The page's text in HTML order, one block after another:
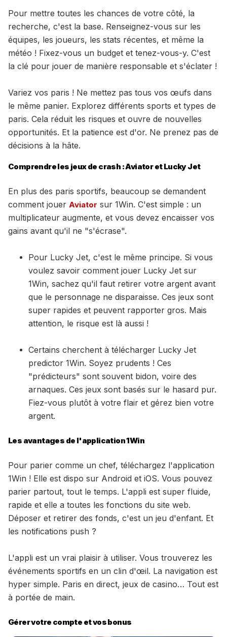
Pour mettre toutes les chances de votre côté, la
recherche, c'est la base. Renseignez-vous sur les
équipes, les joueurs, les stats récentes, et même la
météo ! Fixez-vous un budget et tenez-vous-y. C'est
la clé pour jouer de manière responsable et s'éclater !
Variez vos paris ! Ne mettez pas tous vos œufs dans
le même panier. Explorez différents sports et types de
paris. Cela réduit les risques et ouvre de nouvelles
opportunités. Et la patience est d'or. Ne prenez pas de
décisions à la hâte.
Comprendre les jeux de crash : Aviator et Lucky Jet
En plus des paris sportifs, beaucoup se demandent
comment jouer Aviator sur 1Win. C'est simple : un
multiplicateur augmente, et vous devez encaisser vos
gains avant qu'il ne "s'écrase".
Pour Lucky Jet, c'est le même principe. Si vous
voulez savoir comment jouer Lucky Jet sur
1Win, sachez qu'il faut retirer votre argent avant
que le personnage ne disparaisse. Ces jeux sont
super rapides et peuvent rapporter gros. Mais
attention, le risque est là aussi !
Certains cherchent à télécharger Lucky Jet
predictor 1Win. Soyez prudents ! Ces
"prédicteurs" sont souvent bidon, voire des
arnaques. Ces jeux sont basés sur le hasard pur.
Fiez-vous plutôt à votre flair et gérez bien votre
argent.
Les avantages de l'application 1Win
Pour parier comme un chef, téléchargez l'application
1Win ! Elle est dispo sur Android et iOS. Vous pouvez
parier partout, tout le temps. L'appli est super fluide,
rapide et elle a toutes les fonctions du site web.
Déposer et retirer des fonds, c'est un jeu d'enfant. Et
les notifications push ?
L'appli est un vrai plaisir à utiliser. Vous trouverez les
événements sportifs en un clin d'œil. La navigation est
hyper simple. Paris en direct, jeux de casino… Tout est
à portée de main.
Gérer votre compte et vos bonus